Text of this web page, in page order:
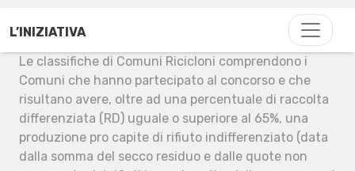
L’INIZIATIVA
Le classifiche di Comuni Ricicloni comprendono i
Comuni che hanno partecipato al concorso e che
risultano avere, oltre ad una percentuale di raccolta
differenziata (RD) uguale o superiore al 65%, una
produzione pro capite di rifiuto indifferenziato (data
dalla somma del secco residuo e dalle quote non